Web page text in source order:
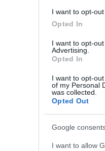
I want to opt-
Opted In
I want to opt-
Advertising.
Opted In
I want to opt-
of my Personal
was collected.
Opted Out
Google
I want to allow